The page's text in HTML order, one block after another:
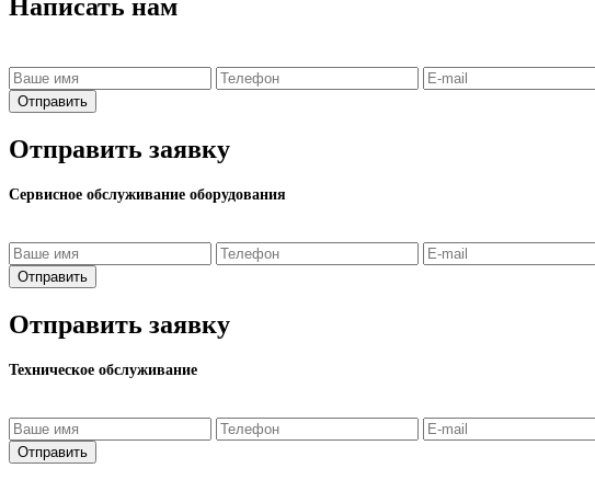
Написать нам
Отправить
Отправить заявку
Сервисное обслуживание оборудования
Отправить
Отправить заявку
Техническое обслуживание
Отправить